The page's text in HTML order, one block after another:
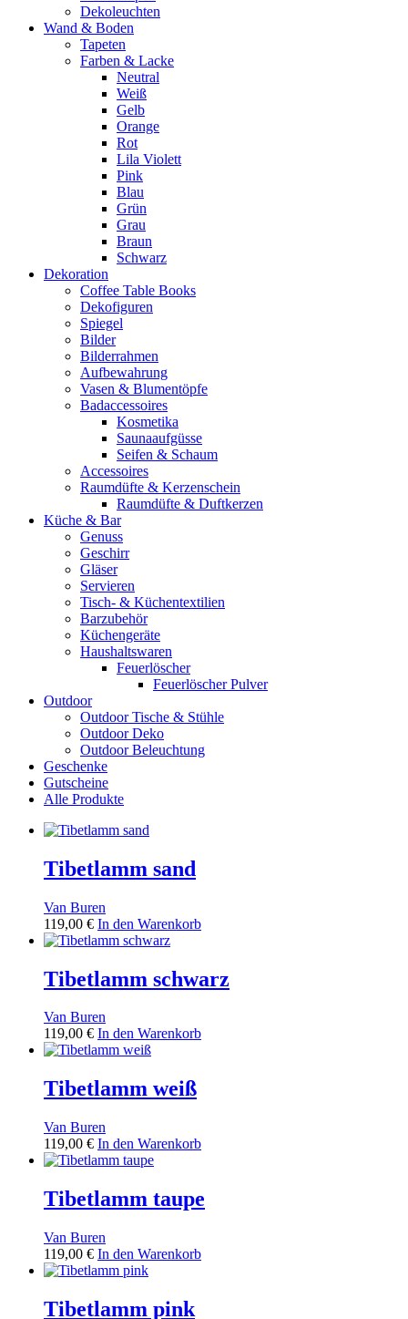
Dekoleuchten
Wand & Boden
Tapeten
Farben & Lacke
Neutral
Weiß
Gelb
Orange
Rot
Lila Violett
Pink
Blau
Grün
Grau
Braun
Schwarz
Dekoration
Coffee Table Books
Dekofiguren
Spiegel
Bilder
Bilderrahmen
Aufbewahrung
Vasen & Blumentöpfe
Badaccessoires
Kosmetika
Saunaaufgüsse
Seifen & Schaum
Accessoires
Raumdüfte & Kerzenschein
Raumdüfte & Duftkerzen
Küche & Bar
Genuss
Geschirr
Gläser
Servieren
Tisch- & Küchentextilien
Barzubehör
Küchengeräte
Haushaltswaren
Feuerlöscher
Feuerlöscher Pulver
Outdoor
Outdoor Tische & Stühle
Outdoor Deko
Outdoor Beleuchtung
Geschenke
Gutscheine
Alle Produkte
Tibetlamm sand
Van Buren
119,00 € In den Warenkorb
Tibetlamm schwarz
Van Buren
119,00 € In den Warenkorb
Tibetlamm weiß
Van Buren
119,00 € In den Warenkorb
Tibetlamm taupe
Van Buren
119,00 € In den Warenkorb
Tibetlamm pink